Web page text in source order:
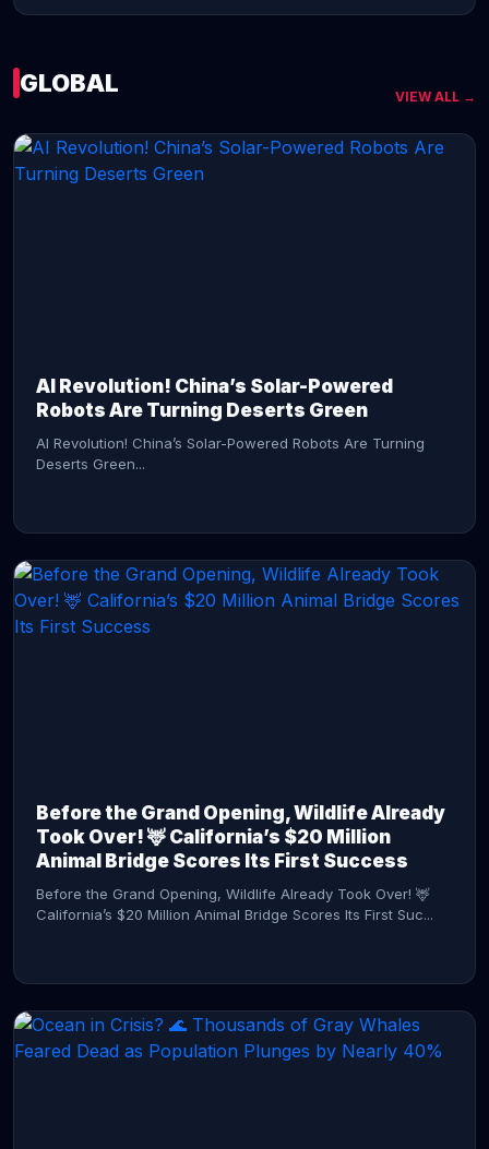
GLOBAL VIEW ALL →
AI Revolution! China’s Solar-Powered
Robots Are Turning Deserts Green
AI Revolution! China’s Solar-Powered Robots Are Turning
Deserts Green...
Before the Grand Opening, Wildlife Already
Took Over! 🦌 California’s $20 Million
Animal Bridge Scores Its First Success
Before the Grand Opening, Wildlife Already Took Over! 🦌
California’s $20 Million Animal Bridge Scores Its First Suc...